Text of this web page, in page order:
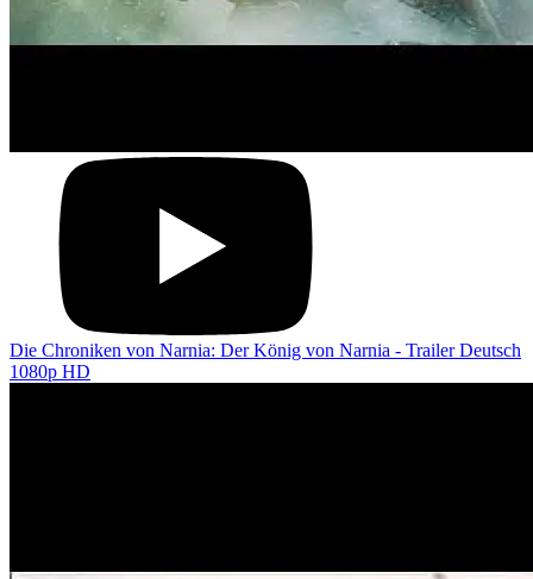
Die Chroniken von Narnia: Der König von Narnia - Trailer Deutsch
1080p HD